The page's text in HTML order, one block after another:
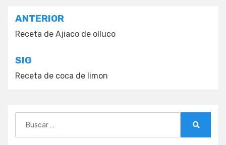
Navegación
de
entradas
ANTERIOR
Receta de Ajiaco de olluco
SIG
Receta de coca de limon